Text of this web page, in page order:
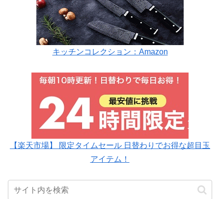
キッチンコレクション：Amazon
【楽天市場】 限定タイムセール 日替わりでお得な超目玉
アイテム！